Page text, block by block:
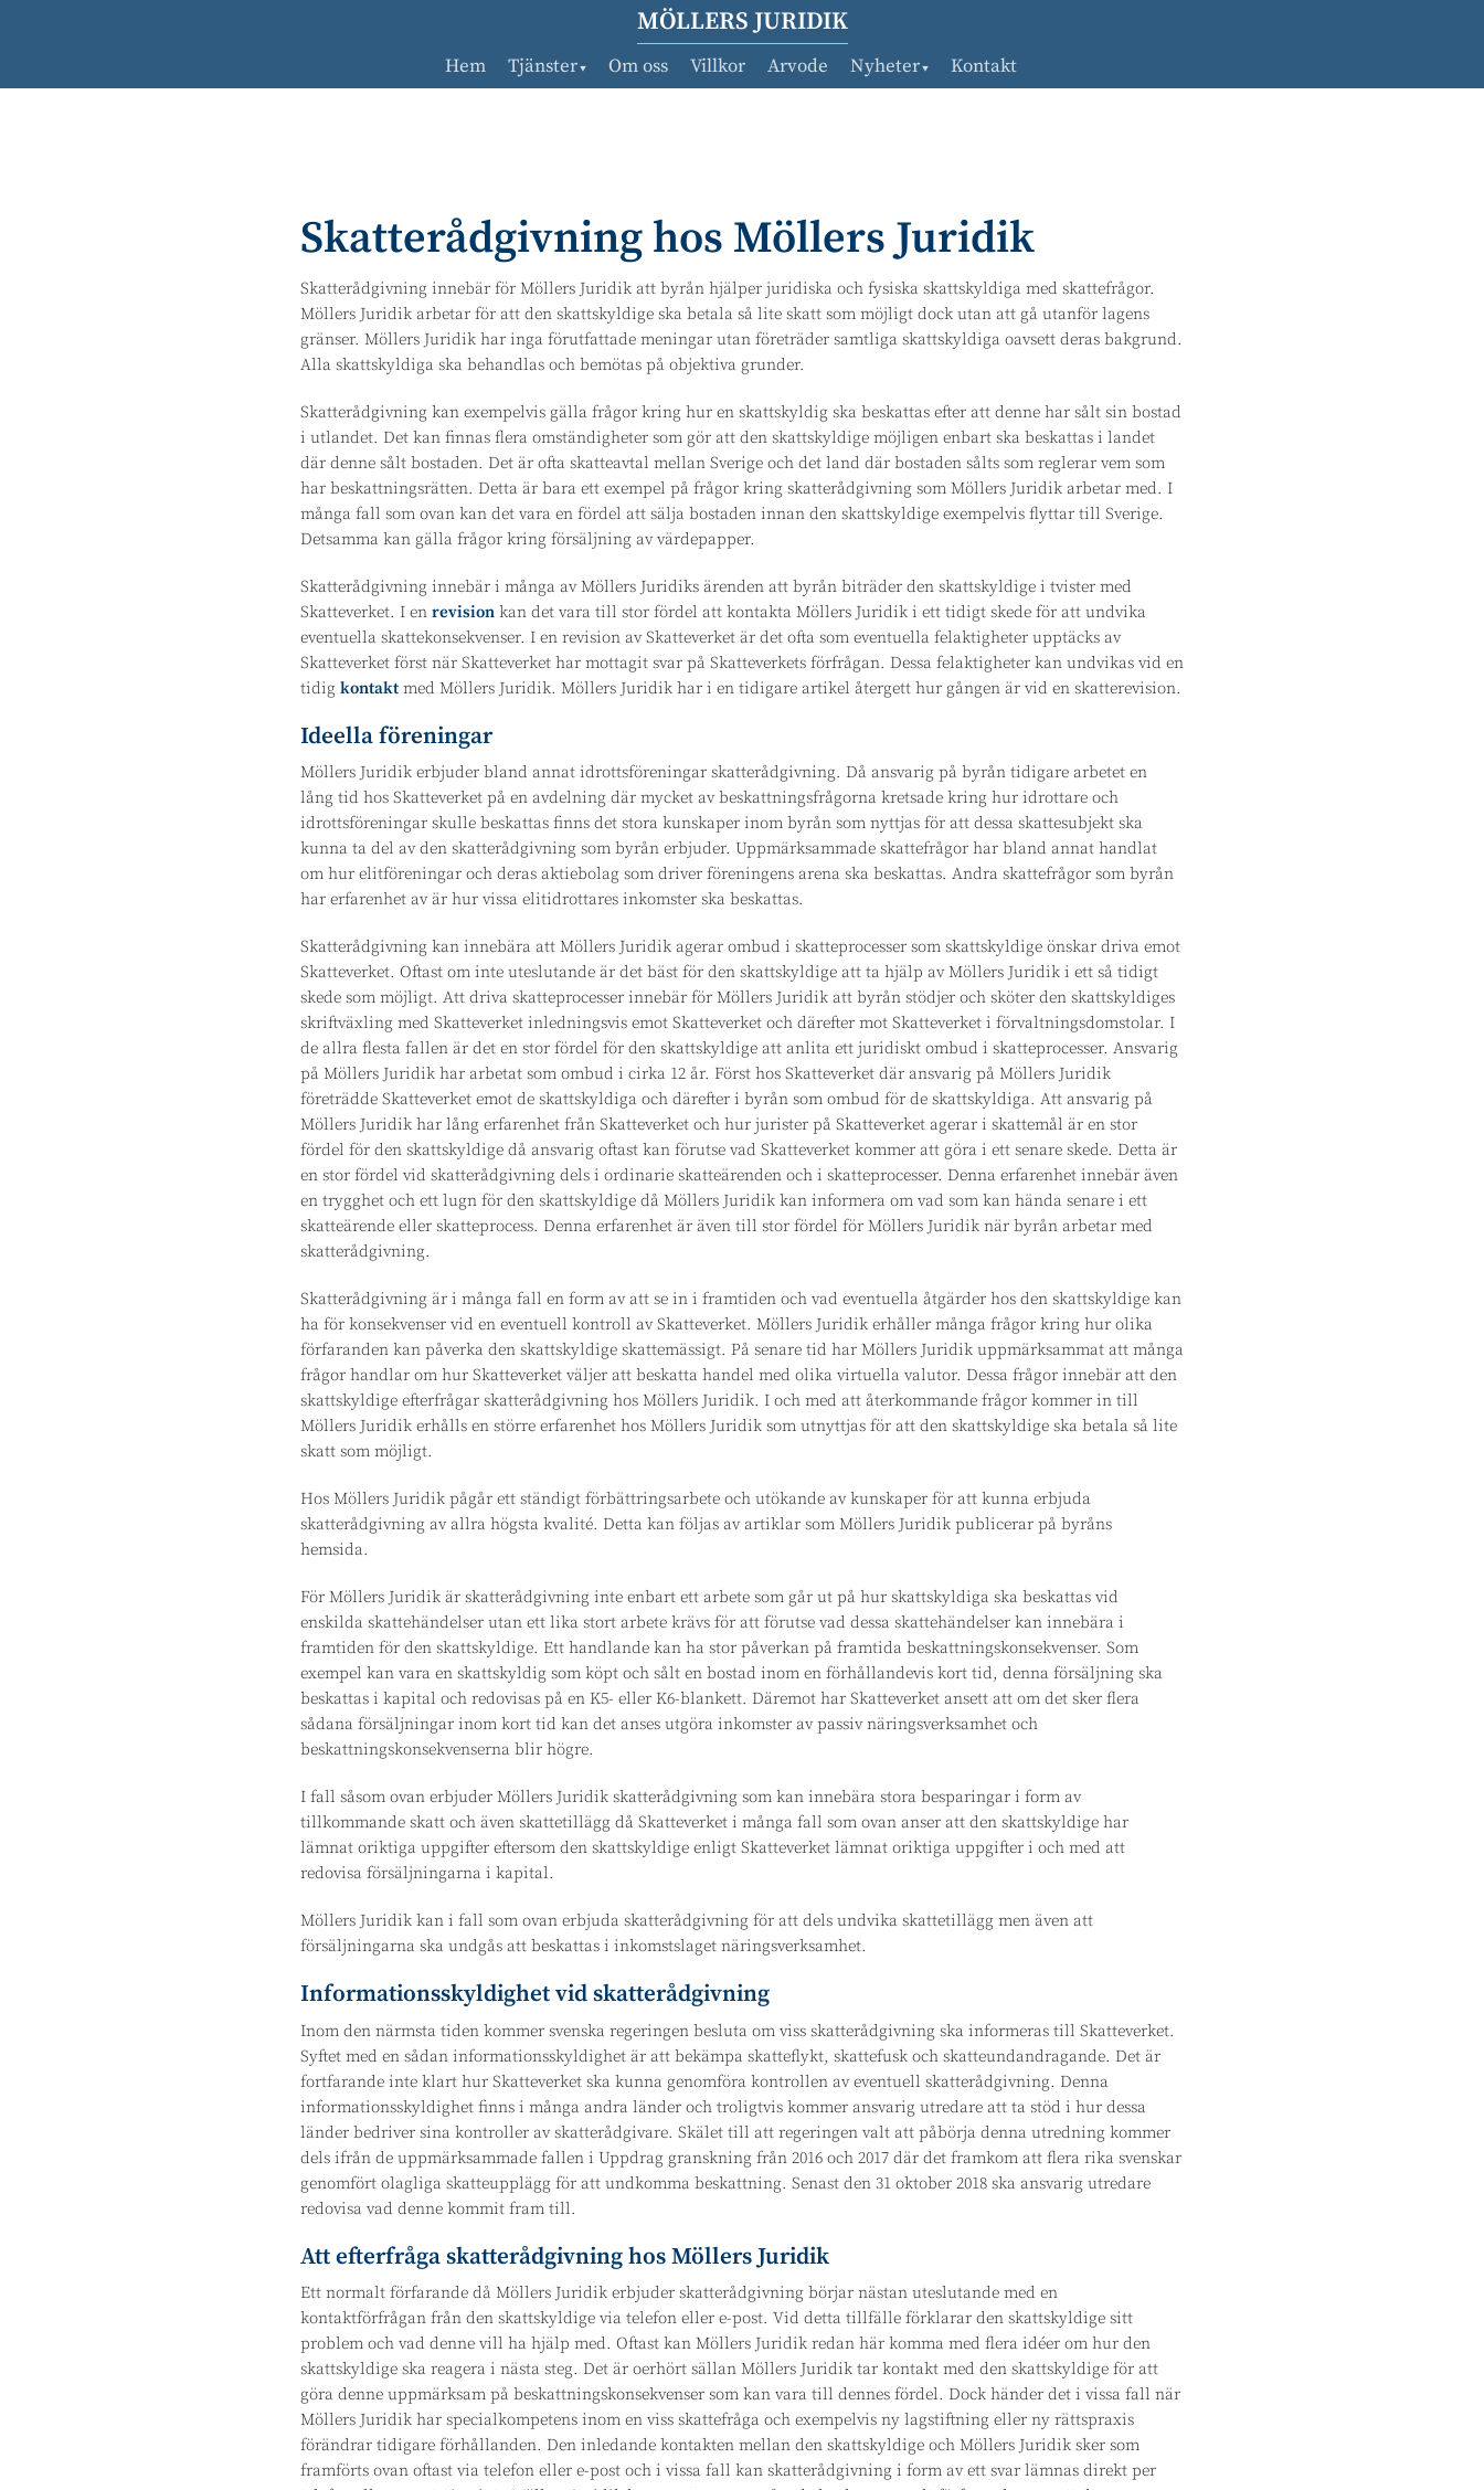
navigation
content
sidebar
MÖLLERS JURIDIK
Hem Tjänster Om oss Villkor Arvode Nyheter Kontakt
Skatterådgivning hos Möllers Juridik
Skatterådgivning innebär för Möllers Juridik att byrån hjälper juridiska och fysiska skattskyldiga med skattefrågor.
Möllers Juridik arbetar för att den skattskyldige ska betala så lite skatt som möjligt dock utan att gå utanför lagens
gränser. Möllers Juridik har inga förutfattade meningar utan företräder samtliga skattskyldiga oavsett deras bakgrund.
Alla skattskyldiga ska behandlas och bemötas på objektiva grunder.
Skatterådgivning kan exempelvis gälla frågor kring hur en skattskyldig ska beskattas efter att denne har sålt sin bostad
i utlandet. Det kan finnas flera omständigheter som gör att den skattskyldige möjligen enbart ska beskattas i landet
där denne sålt bostaden. Det är ofta skatteavtal mellan Sverige och det land där bostaden sålts som reglerar vem som
har beskattningsrätten. Detta är bara ett exempel på frågor kring skatterådgivning som Möllers Juridik arbetar med. I
många fall som ovan kan det vara en fördel att sälja bostaden innan den skattskyldige exempelvis flyttar till Sverige.
Detsamma kan gälla frågor kring försäljning av värdepapper.
Skatterådgivning innebär i många av Möllers Juridiks ärenden att byrån biträder den skattskyldige i tvister med
Skatteverket. I en revision kan det vara till stor fördel att kontakta Möllers Juridik i ett tidigt skede för att undvika
eventuella skattekonsekvenser. I en revision av Skatteverket är det ofta som eventuella felaktigheter upptäcks av
Skatteverket först när Skatteverket har mottagit svar på Skatteverkets förfrågan. Dessa felaktigheter kan undvikas vid en
tidig kontakt med Möllers Juridik. Möllers Juridik har i en tidigare artikel återgett hur gången är vid en skatterevision.
Ideella föreningar
Möllers Juridik erbjuder bland annat idrottsföreningar skatterådgivning. Då ansvarig på byrån tidigare arbetet en
lång tid hos Skatteverket på en avdelning där mycket av beskattningsfrågorna kretsade kring hur idrottare och
idrottsföreningar skulle beskattas finns det stora kunskaper inom byrån som nyttjas för att dessa skattesubjekt ska
kunna ta del av den skatterådgivning som byrån erbjuder. Uppmärksammade skattefrågor har bland annat handlat
om hur elitföreningar och deras aktiebolag som driver föreningens arena ska beskattas. Andra skattefrågor som byrån
har erfarenhet av är hur vissa elitidrottares inkomster ska beskattas.
Skatterådgivning kan innebära att Möllers Juridik agerar ombud i skatteprocesser som skattskyldige önskar driva emot
Skatteverket. Oftast om inte uteslutande är det bäst för den skattskyldige att ta hjälp av Möllers Juridik i ett så tidigt
skede som möjligt. Att driva skatteprocesser innebär för Möllers Juridik att byrån stödjer och sköter den skattskyldiges
skriftväxling med Skatteverket inledningsvis emot Skatteverket och därefter mot Skatteverket i förvaltningsdomstolar. I
de allra flesta fallen är det en stor fördel för den skattskyldige att anlita ett juridiskt ombud i skatteprocesser. Ansvarig
på Möllers Juridik har arbetat som ombud i cirka 12 år. Först hos Skatteverket där ansvarig på Möllers Juridik
företrädde Skatteverket emot de skattskyldiga och därefter i byrån som ombud för de skattskyldiga. Att ansvarig på
Möllers Juridik har lång erfarenhet från Skatteverket och hur jurister på Skatteverket agerar i skattemål är en stor
fördel för den skattskyldige då ansvarig oftast kan förutse vad Skatteverket kommer att göra i ett senare skede. Detta är
en stor fördel vid skatterådgivning dels i ordinarie skatteärenden och i skatteprocesser. Denna erfarenhet innebär även
en trygghet och ett lugn för den skattskyldige då Möllers Juridik kan informera om vad som kan hända senare i ett
skatteärende eller skatteprocess. Denna erfarenhet är även till stor fördel för Möllers Juridik när byrån arbetar med
skatterådgivning.
Skatterådgivning är i många fall en form av att se in i framtiden och vad eventuella åtgärder hos den skattskyldige kan
ha för konsekvenser vid en eventuell kontroll av Skatteverket. Möllers Juridik erhåller många frågor kring hur olika
förfaranden kan påverka den skattskyldige skattemässigt. På senare tid har Möllers Juridik uppmärksammat att många
frågor handlar om hur Skatteverket väljer att beskatta handel med olika virtuella valutor. Dessa frågor innebär att den
skattskyldige efterfrågar skatterådgivning hos Möllers Juridik. I och med att återkommande frågor kommer in till
Möllers Juridik erhålls en större erfarenhet hos Möllers Juridik som utnyttjas för att den skattskyldige ska betala så lite
skatt som möjligt.
Hos Möllers Juridik pågår ett ständigt förbättringsarbete och utökande av kunskaper för att kunna erbjuda
skatterådgivning av allra högsta kvalité. Detta kan följas av artiklar som Möllers Juridik publicerar på byråns
hemsida.
För Möllers Juridik är skatterådgivning inte enbart ett arbete som går ut på hur skattskyldiga ska beskattas vid
enskilda skattehändelser utan ett lika stort arbete krävs för att förutse vad dessa skattehändelser kan innebära i
framtiden för den skattskyldige. Ett handlande kan ha stor påverkan på framtida beskattningskonsekvenser. Som
exempel kan vara en skattskyldig som köpt och sålt en bostad inom en förhållandevis kort tid, denna försäljning ska
beskattas i kapital och redovisas på en K5- eller K6-blankett. Däremot har Skatteverket ansett att om det sker flera
sådana försäljningar inom kort tid kan det anses utgöra inkomster av passiv näringsverksamhet och
beskattningskonsekvenserna blir högre.
I fall såsom ovan erbjuder Möllers Juridik skatterådgivning som kan innebära stora besparingar i form av
tillkommande skatt och även skattetillägg då Skatteverket i många fall som ovan anser att den skattskyldige har
lämnat oriktiga uppgifter eftersom den skattskyldige enligt Skatteverket lämnat oriktiga uppgifter i och med att
redovisa försäljningarna i kapital.
Möllers Juridik kan i fall som ovan erbjuda skatterådgivning för att dels undvika skattetillägg men även att
försäljningarna ska undgås att beskattas i inkomstslaget näringsverksamhet.
Informationsskyldighet vid skatterådgivning
Inom den närmsta tiden kommer svenska regeringen besluta om viss skatterådgivning ska informeras till Skatteverket.
Syftet med en sådan informationsskyldighet är att bekämpa skatteflykt, skattefusk och skatteundandragande. Det är
fortfarande inte klart hur Skatteverket ska kunna genomföra kontrollen av eventuell skatterådgivning. Denna
informationsskyldighet finns i många andra länder och troligtvis kommer ansvarig utredare att ta stöd i hur dessa
länder bedriver sina kontroller av skatterådgivare. Skälet till att regeringen valt att påbörja denna utredning kommer
dels ifrån de uppmärksammade fallen i Uppdrag granskning från 2016 och 2017 där det framkom att flera rika svenskar
genomfört olagliga skatteupplägg för att undkomma beskattning. Senast den 31 oktober 2018 ska ansvarig utredare
redovisa vad denne kommit fram till.
Att efterfråga skatterådgivning hos Möllers Juridik
Ett normalt förfarande då Möllers Juridik erbjuder skatterådgivning börjar nästan uteslutande med en
kontaktförfrågan från den skattskyldige via telefon eller e-post. Vid detta tillfälle förklarar den skattskyldige sitt
problem och vad denne vill ha hjälp med. Oftast kan Möllers Juridik redan här komma med flera idéer om hur den
skattskyldige ska reagera i nästa steg. Det är oerhört sällan Möllers Juridik tar kontakt med den skattskyldige för att
göra denne uppmärksam på beskattningskonsekvenser som kan vara till dennes fördel. Dock händer det i vissa fall när
Möllers Juridik har specialkompetens inom en viss skattefråga och exempelvis ny lagstiftning eller ny rättspraxis
förändrar tidigare förhållanden. Den inledande kontakten mellan den skattskyldige och Möllers Juridik sker som
framförts ovan oftast via telefon eller e-post och i vissa fall kan skatterådgivning i form av ett svar lämnas direkt per